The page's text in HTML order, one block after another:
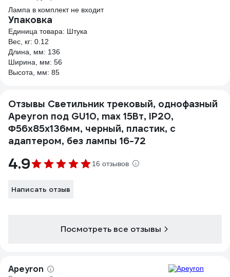
Лампа в комплект не входит
Упаковка
Единица товара: Штука
Вес, кг: 0.12
Длина, мм: 136
Ширина, мм: 56
Высота, мм: 85
Отзывы Светильник трековый, однофазный
Apeyron под GU10, max 15Вт, IP20,
Φ56x85x136мм, черный, пластик, с
адаптером, без лампы 16-72
4.9 16 отзывов
Написать отзыв
Посмотреть все отзывы
Apeyron